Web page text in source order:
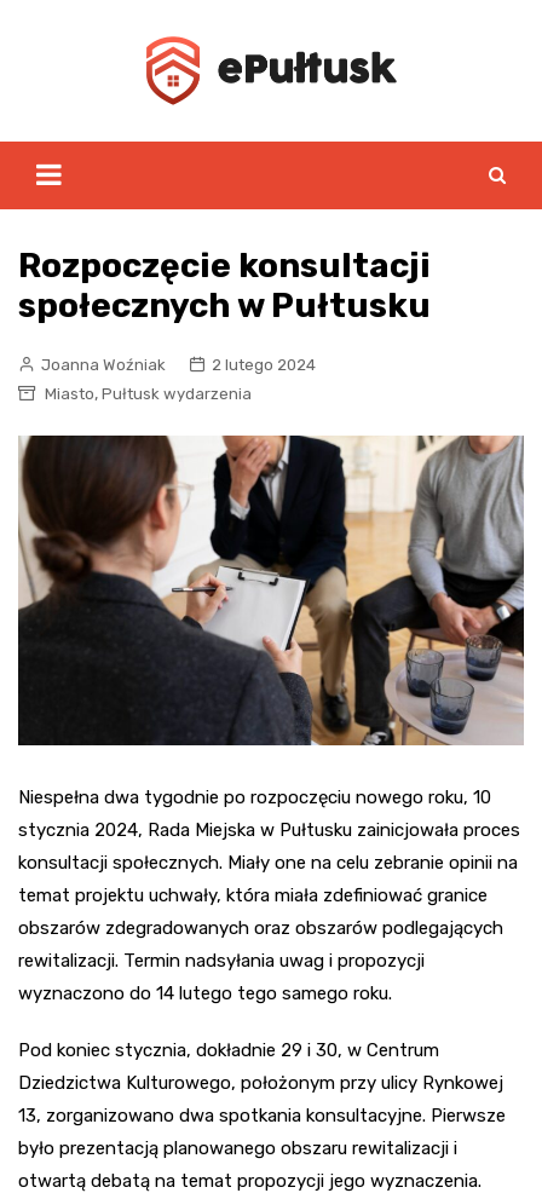
Rozpoczęcie konsultacji
społecznych w Pułtusku
Joanna Woźniak
2 lutego 2024
Miasto, Pułtusk wydarzenia
Niespełna dwa tygodnie po rozpoczęciu nowego roku, 10
stycznia 2024, Rada Miejska w Pułtusku zainicjowała proces
konsultacji społecznych. Miały one na celu zebranie opinii na
temat projektu uchwały, która miała zdefiniować granice
obszarów zdegradowanych oraz obszarów podlegających
rewitalizacji. Termin nadsyłania uwag i propozycji
wyznaczono do 14 lutego tego samego roku.
Pod koniec stycznia, dokładnie 29 i 30, w Centrum
Dziedzictwa Kulturowego, położonym przy ulicy Rynkowej
13, zorganizowano dwa spotkania konsultacyjne. Pierwsze
było prezentacją planowanego obszaru rewitalizacji i
otwartą debatą na temat propozycji jego wyznaczenia.